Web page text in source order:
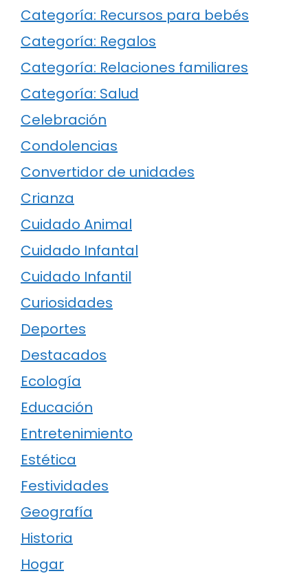
Categoría: Recursos para bebés
Categoría: Regalos
Categoría: Relaciones familiares
Categoría: Salud
Celebración
Condolencias
Convertidor de unidades
Crianza
Cuidado Animal
Cuidado Infantal
Cuidado Infantil
Curiosidades
Deportes
Destacados
Ecología
Educación
Entretenimiento
Estética
Festividades
Geografía
Historia
Hogar